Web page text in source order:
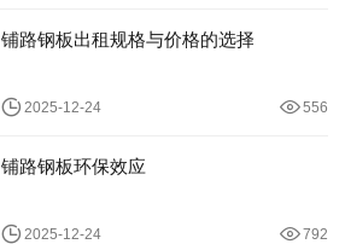
铺路钢板出租规格与价格的选择
2025-12-24 556
铺路钢板环保效应
2025-12-24 792